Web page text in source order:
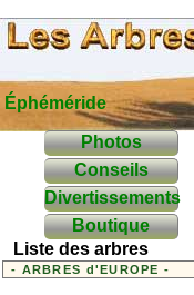
Éphéméride
Photos
Conseils
Divertissements
Boutique
Liste des arbres